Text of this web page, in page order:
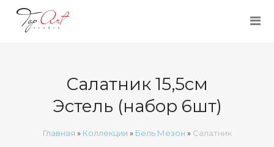
Салатник 15,5см
Эстель (набор 6шт)
Главная » Коллекции » Бель Мезон » Салатник